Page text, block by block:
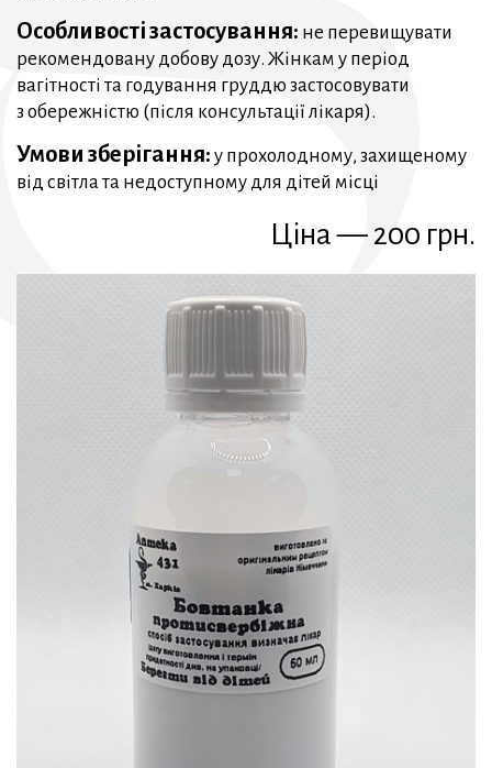
Особливості застосування: не перевищувати
рекомендовану добову дозу. Жінкам у період
вагітності та годування груддю застосовувати
з обережністю (після консультації лікаря).
Умови зберігання: у прохолодному, захищеному
від світла та недоступному для дітей місці
Ціна — 200 грн.